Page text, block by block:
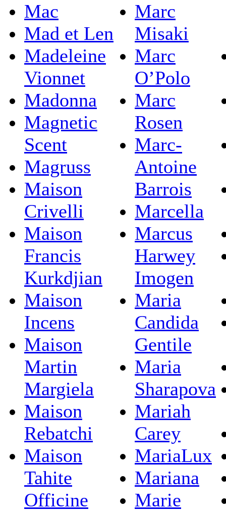
Mac
Mad et Len
Madeleine
Vionnet
Madonna
Magnetic
Scent
Magruss
Maison
Crivelli
Maison
Francis
Kurkdjian
Maison
Incens
Maison
Martin
Margiela
Maison
Rebatchi
Maison
Tahite
Officine
Marc
Misaki
Marc
O’Polo
Marc
Rosen
Marc-
Antoine
Barrois
Marcella
Marcus
Harwey
Imogen
Maria
Candida
Gentile
Maria
Sharapova
Mariah
Carey
MariaLux
Mariana
Marie